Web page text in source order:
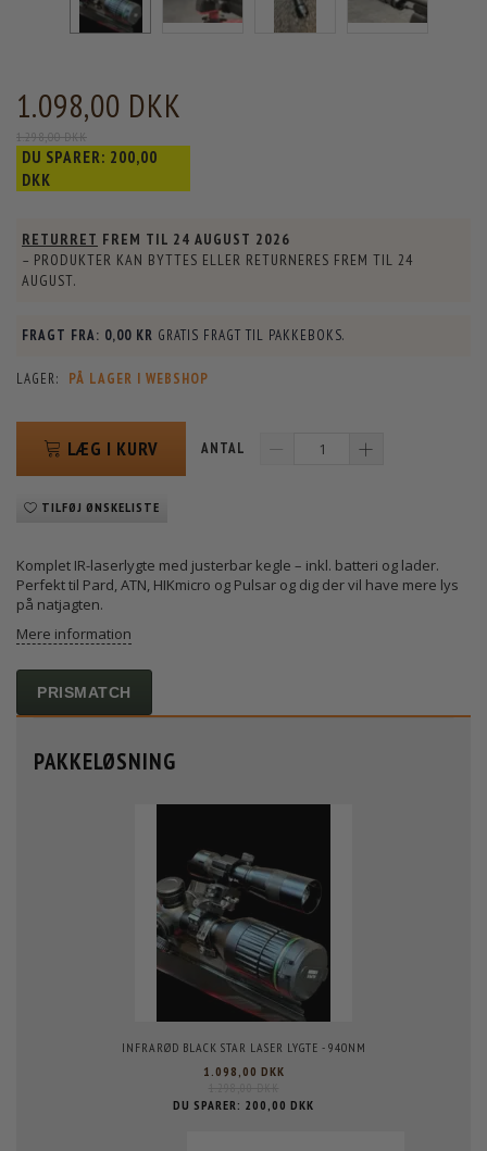
1.098,00 DKK
1.298,00 DKK
DU SPARER: 200,00
DKK
RETURRET FREM TIL 24 AUGUST 2026
– PRODUKTER KAN BYTTES ELLER RETURNERES FREM TIL 24
AUGUST.
FRAGT FRA: 0,00 KR GRATIS FRAGT TIL PAKKEBOKS.
LAGER: PÅ LAGER I WEBSHOP
LÆG I KURV ANTAL
TILFØJ ØNSKELISTE
Komplet IR-laserlygte med justerbar kegle – inkl. batteri og lader.
Perfekt til Pard, ATN, HIKmicro og Pulsar og dig der vil have mere lys
på natjagten.
Mere information
PRISMATCH
PAKKELØSNING
INFRARØD BLACK STAR LASER LYGTE - 940NM
1.098,00 DKK
DU SPARER: 200,00 DKK